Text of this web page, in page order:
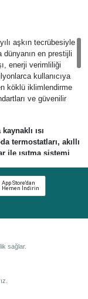
aşkın tecrübesiyle
dünyanın en prestijli
enerji verimliliği
kullanıcıya
köklü iklimlendirme
ve güvenilir
ısı
termostatları, akıllı
ile ısıtma sistemi
sessiz çalışma
ticari işletmeler
ve sıcak su
sayesinde enerji
kontrol destekli
kullanıcılar
enerji
sağlar.